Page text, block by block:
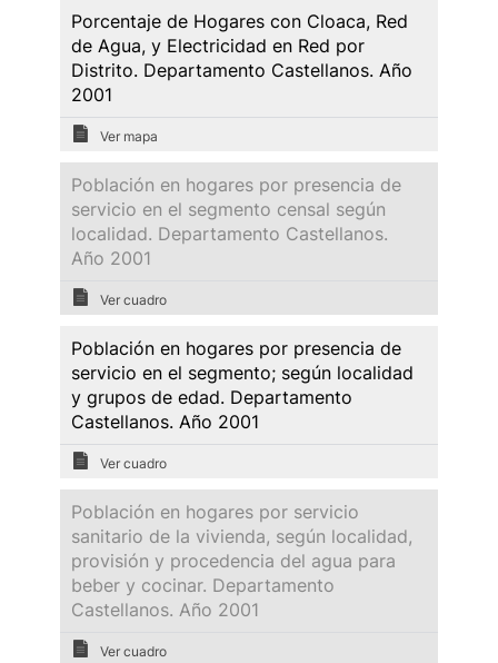
Porcentaje de Hogares con Cloaca, Red
de Agua, y Electricidad en Red por
Distrito. Departamento Castellanos. Año
2001
Ver mapa
Población en hogares por presencia de
servicio en el segmento censal según
localidad. Departamento Castellanos.
Año 2001
Ver cuadro
Población en hogares por presencia de
servicio en el segmento; según localidad
y grupos de edad. Departamento
Castellanos. Año 2001
Ver cuadro
Población en hogares por servicio
sanitario de la vivienda, según localidad,
provisión y procedencia del agua para
beber y cocinar. Departamento
Castellanos. Año 2001
Ver cuadro